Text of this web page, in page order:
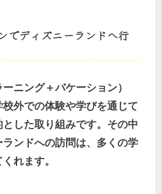
でディズニーランドへ行
ニング＋バケーション）
外での体験や学びを通じて
した取り組みです。その中
ンドへの訪問は、多くの学
れます。